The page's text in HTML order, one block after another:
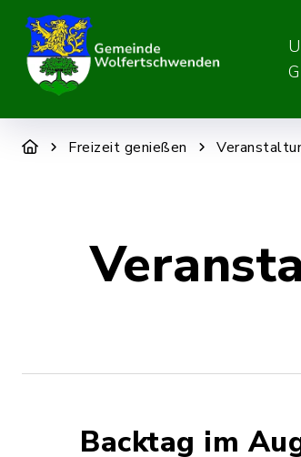
Freizeit genießen
Backtag im